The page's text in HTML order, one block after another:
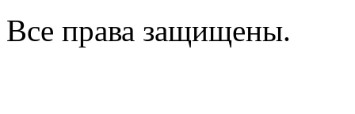
Все права защищены.